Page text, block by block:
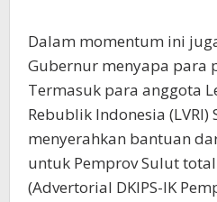
Dalam momentum ini
Gubernur menyapa para
Termasuk para anggota
Rebublik Indonesia
menyerahkan bantuan
untuk Pemprov Sulut
(Advertorial DKIPS-IK